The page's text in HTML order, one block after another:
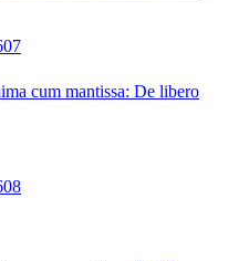
cum mantissa: De libero